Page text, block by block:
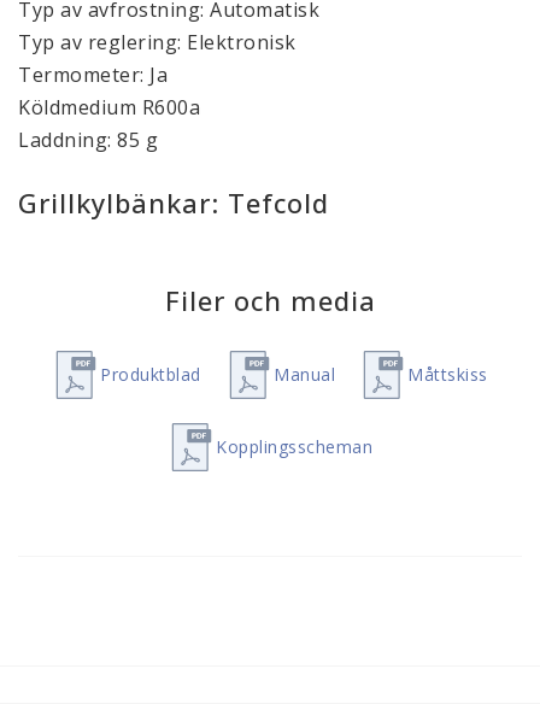
Typ av avfrostning: Automatisk
Typ av reglering: Elektronisk
Termometer: Ja
Köldmedium R600a
Laddning: 85 g
Grillkylbänkar: Tefcold
Filer och media
Produktblad Manual Måttskiss
Kopplingsscheman